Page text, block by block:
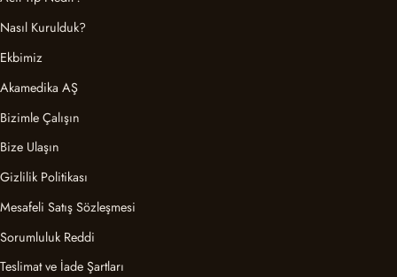
Nasıl Kurulduk?
Ekbimiz
Akamedika AŞ
Bizimle Çalışın
Bize Ulaşın
Gizlilik Politikası
Mesafeli Satış Sözleşmesi
Sorumluluk Reddi
Teslimat ve İade Şartları